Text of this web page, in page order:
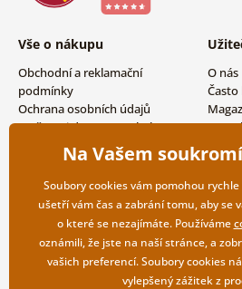
Vše o nákupu
Obchodní a reklamační
podmínky
Ochrana osobních údajů
Možnosti dopravy a platby
Vrácení zboží
O nás
Na Vašem
Soubory cookies vám pomohou
ušetří vám čas a zabrání tomu, aby se
o které se nezajímáte. Používáme
oznámili, že jste na naší stránce, a
vašich preferencí. Soubory cookies
vylepšený zážitek z